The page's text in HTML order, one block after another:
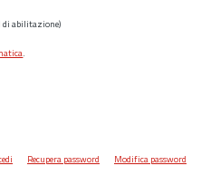
abilitazione)
.
Recupera password Modifica password